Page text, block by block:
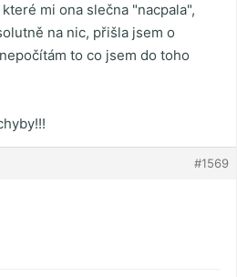
mi ona slečna "nacpala",
na nic, přišla jsem o
to co jsem do toho
#1569